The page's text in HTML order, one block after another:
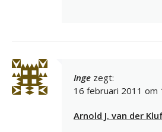
Inge zegt:
16 februari 2011 om
Arnold J. van der